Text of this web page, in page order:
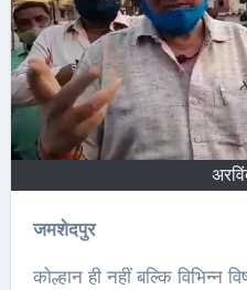
जमशेदपुर
कोल्हान ही नहीं बल्कि विभिन्न